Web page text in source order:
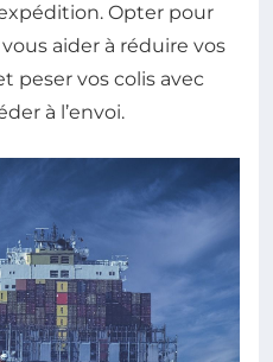
Opter pour
aider à réduire vos
peser vos colis avec
à l’envoi.